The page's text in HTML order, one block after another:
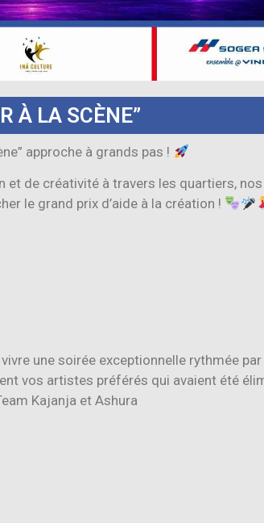
À LA SCÈNE”
approche à grands pas !
et de créativité à travers les quartiers,
le grand prix d’aide à la création !
une soirée exceptionnelle rythmée par
vos artistes préférés qui avaient été
Kajanja et Ashura